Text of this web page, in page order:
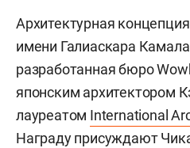
Архитектурная
имени Галиаскара
разработанная бюро
японским архитектором
лауреатом International
Награду присуждают